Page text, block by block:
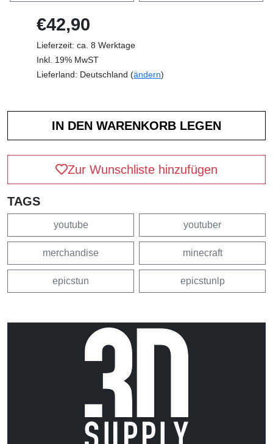
€42,90
Lieferzeit: ca. 8 Werktage
Inkl. 19% MwST
Lieferland: Deutschland (ändern)
Zur Wunschliste hinzufügen
TAGS
youtube youtuber
merchandise minecraft
epicstun epicstunlp